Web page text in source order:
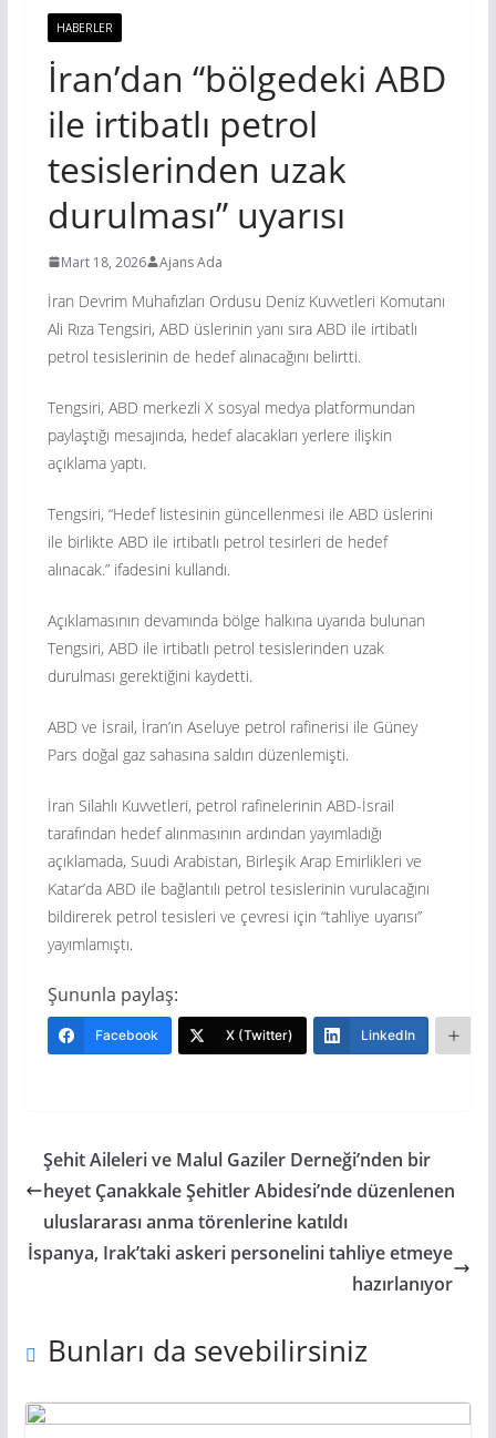
HABERLER
İran’dan “bölgedeki ABD
ile irtibatlı petrol
tesislerinden uzak
durulması” uyarısı
Mart 18, 2026 Ajans Ada
İran Devrim Muhafızları Ordusu Deniz Kuvvetleri Komutanı
Ali Rıza Tengsiri, ABD üslerinin yanı sıra ABD ile irtibatlı
petrol tesislerinin de hedef alınacağını belirtti.
Tengsiri, ABD merkezli X sosyal medya platformundan
paylaştığı mesajında, hedef alacakları yerlere ilişkin
açıklama yaptı.
Tengsiri, “Hedef listesinin güncellenmesi ile ABD üslerini
ile birlikte ABD ile irtibatlı petrol tesirleri de hedef
alınacak.” ifadesini kullandı.
Açıklamasının devamında bölge halkına uyarıda bulunan
Tengsiri, ABD ile irtibatlı petrol tesislerinden uzak
durulması gerektiğini kaydetti.
ABD ve İsrail, İran’ın Aseluye petrol rafinerisi ile Güney
Pars doğal gaz sahasına saldırı düzenlemişti.
İran Silahlı Kuvvetleri, petrol rafinelerinin ABD-İsrail
tarafından hedef alınmasının ardından yayımladığı
açıklamada, Suudi Arabistan, Birleşik Arap Emirlikleri ve
Katar’da ABD ile bağlantılı petrol tesislerinin vurulacağını
bildirerek petrol tesisleri ve çevresi için “tahliye uyarısı”
yayımlamıştı.
Şununla paylaş:
Facebook X (Twitter) LinkedIn
Şehit Aileleri ve Malul Gaziler Derneği’nden bir
heyet Çanakkale Şehitler Abidesi’nde düzenlenen
uluslararası anma törenlerine katıldı
İspanya, Irak’taki askeri personelini tahliye etmeye
hazırlanıyor
Bunları da sevebilirsiniz